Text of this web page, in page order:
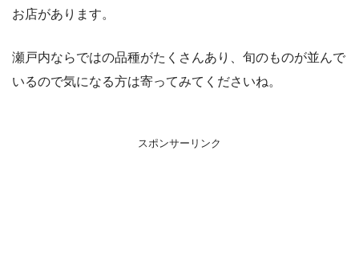
お店があります。
瀬戸内ならではの品種がたくさんあり、旬のものが並んで
いるので気になる方は寄ってみてくださいね。
スポンサーリンク